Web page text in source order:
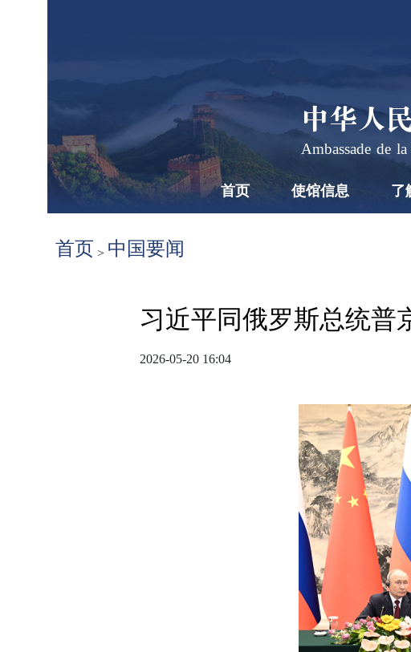
中华人
Ambassade de
首页 使馆信息 了
首页 > 中国要闻
习近平同俄罗斯总统普
2026-05-20 16:04